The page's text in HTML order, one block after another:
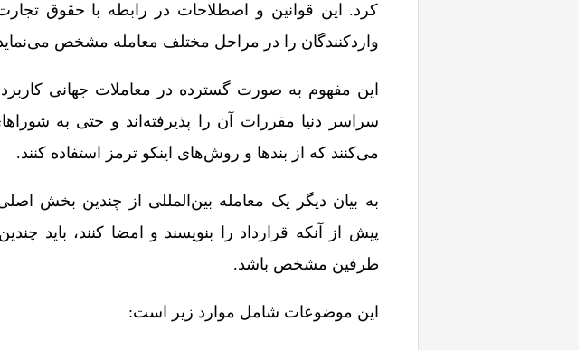
کرد. این قوانین و اصطلاحات در رابطه با حقوق
واردکنندگان را در مراحل مختلف معامله مشخص
این مفهوم به صورت گسترده در معاملات جهانی
سراسر دنیا مقررات آن را پذیرفته‌اند و حتی به
می‌کنند که از بندها و روش‌های اینکو ترمز استفاده کنند.
به بیان دیگر یک معامله بین‌المللی از چندین بخش
پیش از آنکه قرارداد را بنویسند و امضا کنند، باید
طرفین مشخص باشد.
این موضوعات شامل موارد زیر است: